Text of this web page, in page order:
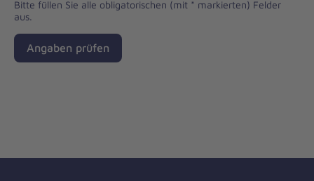
Bitte füllen Sie alle obligatorischen (mit * markierten) Felder
aus.
Angaben prüfen